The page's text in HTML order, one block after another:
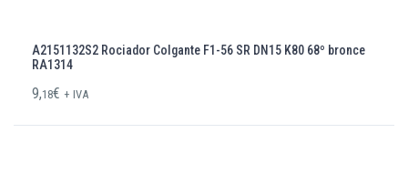
A2151132S2 Rociador Colgante F1-56 SR DN15 K80 68º bronce
RA1314
9,18€ + IVA